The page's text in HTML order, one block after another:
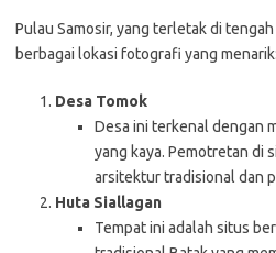
Pulau Samosir, yang terletak di
berbagai lokasi fotografi yang menarik:
Desa Tomok
Desa ini terkenal dengan
yang kaya. Pemotretan di
arsitektur tradisional dan
Huta Siallagan
Tempat ini adalah situs